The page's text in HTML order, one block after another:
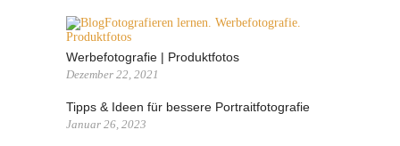
Werbefotografie | Produktfotos
Dezember 22, 2021
Tipps & Ideen für bessere Portraitfotografie
Januar 26, 2023